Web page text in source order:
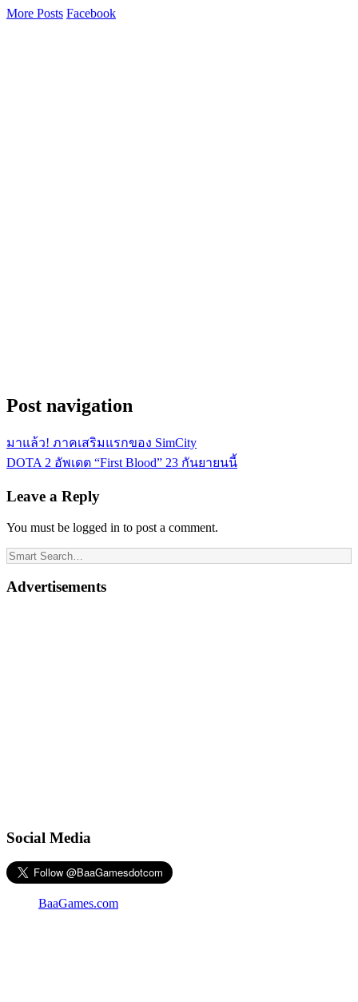
More Posts Facebook
Post navigation
มาแล้ว! ภาคเสริมแรกของ SimCity
DOTA 2 อัพเดต “First Blood” 23 กันยายนนี้
Leave a Reply
You must be logged in to post a comment.
Advertisements
Social Media
BaaGames.com